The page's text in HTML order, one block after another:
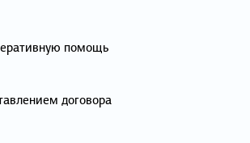
помощь
договора